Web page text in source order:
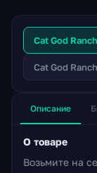
Cat God
Cat God
Описание
О товаре
Возьмите на